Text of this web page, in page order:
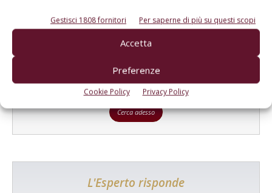
Gestisci 1808 fornitori Per saperne di più su questi scopi
Accetta
Preferenze
Cookie Policy Privacy Policy
Un modo semplice per cercare un'azienda o un
prodotto!
Cerca adesso
L'Esperto risponde